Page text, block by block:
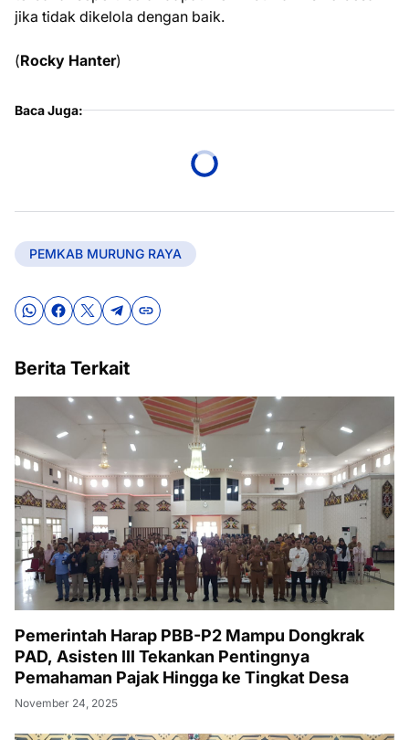
jika tidak dikelola dengan baik.
(Rocky Hanter)
Baca Juga:
PEMKAB MURUNG RAYA
Berita Terkait
Pemerintah Harap PBB-P2 Mampu Dongkrak
PAD, Asisten III Tekankan Pentingnya
Pemahaman Pajak Hingga ke Tingkat Desa
November 24, 2025